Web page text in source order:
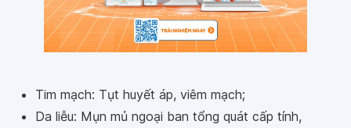
Tim mạch: Tụt huyết áp, viêm mạch;
Da liễu: Mụn mủ ngoại ban tổng quát cấp tính,